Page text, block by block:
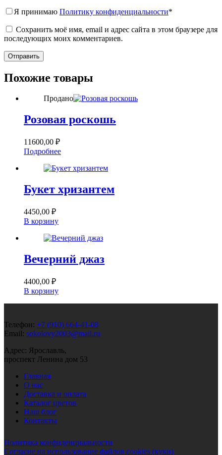
Я принимаю Политику конфиденциальности*
Сохранить моё имя, email и адрес сайта в этом браузере для
последующих моих комментариев.
Отправить
Похожие товары
Продано
Розовая роскошь
11600,00 ₽
Подробнее
Букет хризантем
4450,00 ₽
В корзину
Вечерний джаз
4400,00 ₽
В корзину
Телефон: +7 (910) 664-41-08
Email: sokolovy2003@mail.ru
Адрес: Ярославль,
проспект Ленина дом 53
Главная
О нас
Доставка и оплата
Каталог цветов
Наш блог
Контакты
Политика конфиденциальности
Согласие на использование файлов cookies (куки)